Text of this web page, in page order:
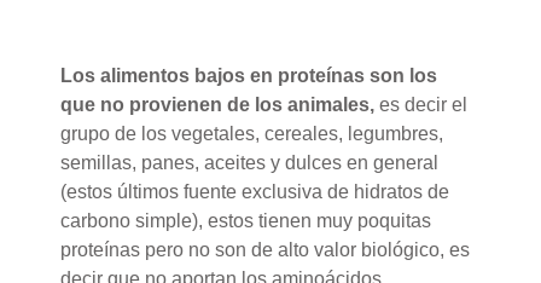
Los alimentos bajos en proteínas son los
que no provienen de los animales, es decir el
grupo de los vegetales, cereales, legumbres,
semillas, panes, aceites y dulces en general
(estos últimos fuente exclusiva de hidratos de
carbono simple), estos tienen muy poquitas
proteínas pero no son de alto valor biológico, es
decir que no aportan los aminoácidos